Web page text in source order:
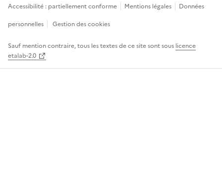
Accessibilité : partiellement conforme Mentions légales
Données
personnelles
Gestion des cookies
Sauf mention contraire, tous les textes de ce site sont sous licence
etalab-2.0